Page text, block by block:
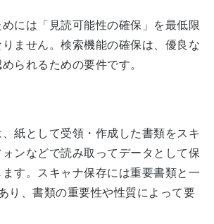
には「見読可能性の確保」を最低限
ません。検索機能の確保は、優良な
られるための要件です。
紙として受領・作成した書類をスキ
ンなどで読み取ってデータとして保
す。スキャナ保存には重要書類と一
り、書類の重要性や性質によって要